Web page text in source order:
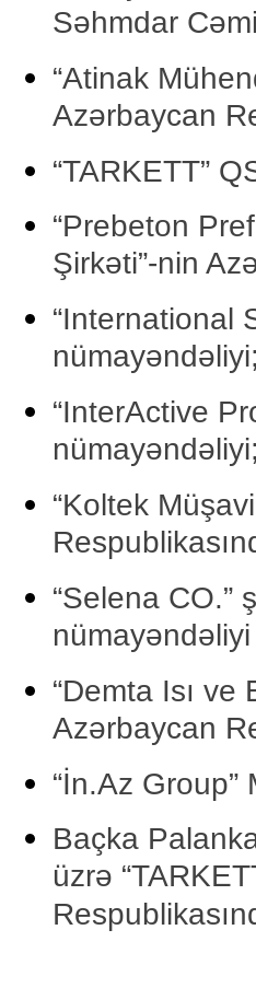
Səhmdar
“Atinak
Azərbaycan
“TARKETT”
“Prebeton
Şirkəti”-nin
“International
nümayəndəliyi;
“InterActive
nümayəndəliyi;
“Koltek
“Selena CO.”
“Demta Isı
Azərbaycan
“İn.Az
Baçka
üzrə